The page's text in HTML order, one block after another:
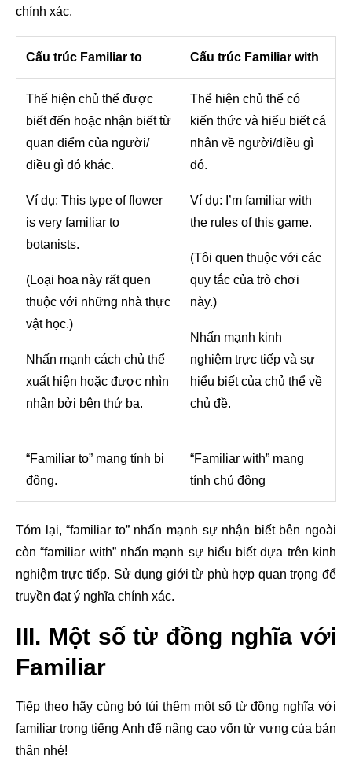
chính xác.
Cấu trúc Familiar to Cấu trúc Familiar with
Thể hiện chủ thể được
biết đến hoặc nhận biết từ
quan điểm của người/
điều gì đó khác.
Ví dụ: This type of flower
is very familiar to
botanists.
(Loại hoa này rất quen
thuộc với những nhà thực
vật học.)
Nhấn mạnh cách chủ thể
xuất hiện hoặc được nhìn
nhận bởi bên thứ ba.
Thể hiện chủ thể có
kiến thức và hiểu biết cá
nhân về người/điều gì
đó.
Ví dụ: I’m familiar with
the rules of this game.
(Tôi quen thuộc với các
quy tắc của trò chơi
này.)
Nhấn mạnh kinh
nghiệm trực tiếp và sự
hiểu biết của chủ thể về
chủ đề.
“Familiar to” mang tính bị
động.
“Familiar with” mang
tính chủ động
Tóm lại, “familiar to” nhấn mạnh sự nhận biết bên ngoài
còn “familiar with” nhấn mạnh sự hiểu biết dựa trên kinh
nghiệm trực tiếp. Sử dụng giới từ phù hợp quan trọng để
truyền đạt ý nghĩa chính xác.
III. Một số từ đồng nghĩa với
Familiar
Tiếp theo hãy cùng bỏ túi thêm một số từ đồng nghĩa với
familiar trong tiếng Anh để nâng cao vốn từ vựng của bản
thân nhé!